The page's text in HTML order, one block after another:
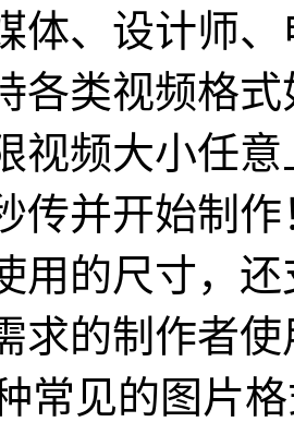
体、设计师
各类视频格
视频大小任
传并开始制
用的尺寸，
求的制作者
常见的图片